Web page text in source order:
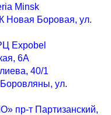
Minsk
Новая Боровая, ул.
Expobel
6А
40/1
ул.
пр-т Партизанский,